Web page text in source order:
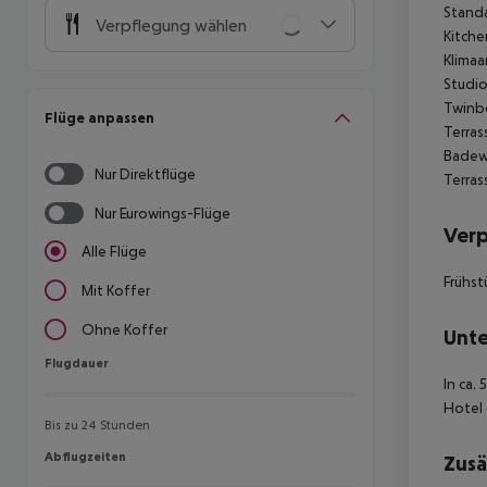
Verpflegung wählen
Flüge anpassen
Nur Direktflüge
Nur Eurowings-Flüge
Alle Flüge
Mit Koffer
Ohne Koffer
Flugdauer
Flugdauer
Bis zu 24 Stunden
Abflugzeiten
Abflugzeiten
In ca.
Hotel